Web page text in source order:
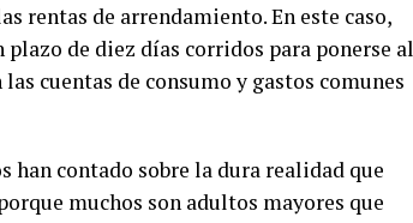
rentas de arrendamiento. En este caso,
de diez días corridos para ponerse al
cuentas de consumo y gastos comunes
han contado sobre la dura realidad que
muchos son adultos mayores que